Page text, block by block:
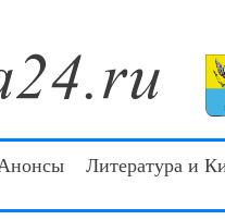
Литература и